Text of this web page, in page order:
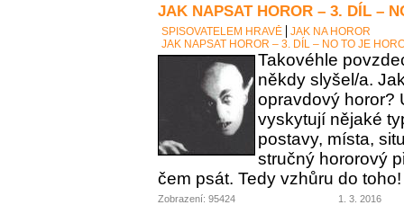
JAK NAPSAT HOROR – 3. DÍL –
SPISOVATELEM HRAVĚ
JAK NA HOROR
JAK NAPSAT HOROR – 3. DÍL – NO TO JE
Takovéhle
někdy slyšel/a.
opravdový horor?
vyskytují nějaké
postavy, místa,
stručný hororový
čem psát. Tedy vzhůru do toho!
Zobrazení: 95424 1. 3. 2016